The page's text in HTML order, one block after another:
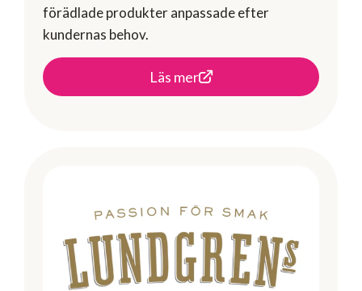
förädlade produkter anpassade efter
kundernas behov.
Läs mer